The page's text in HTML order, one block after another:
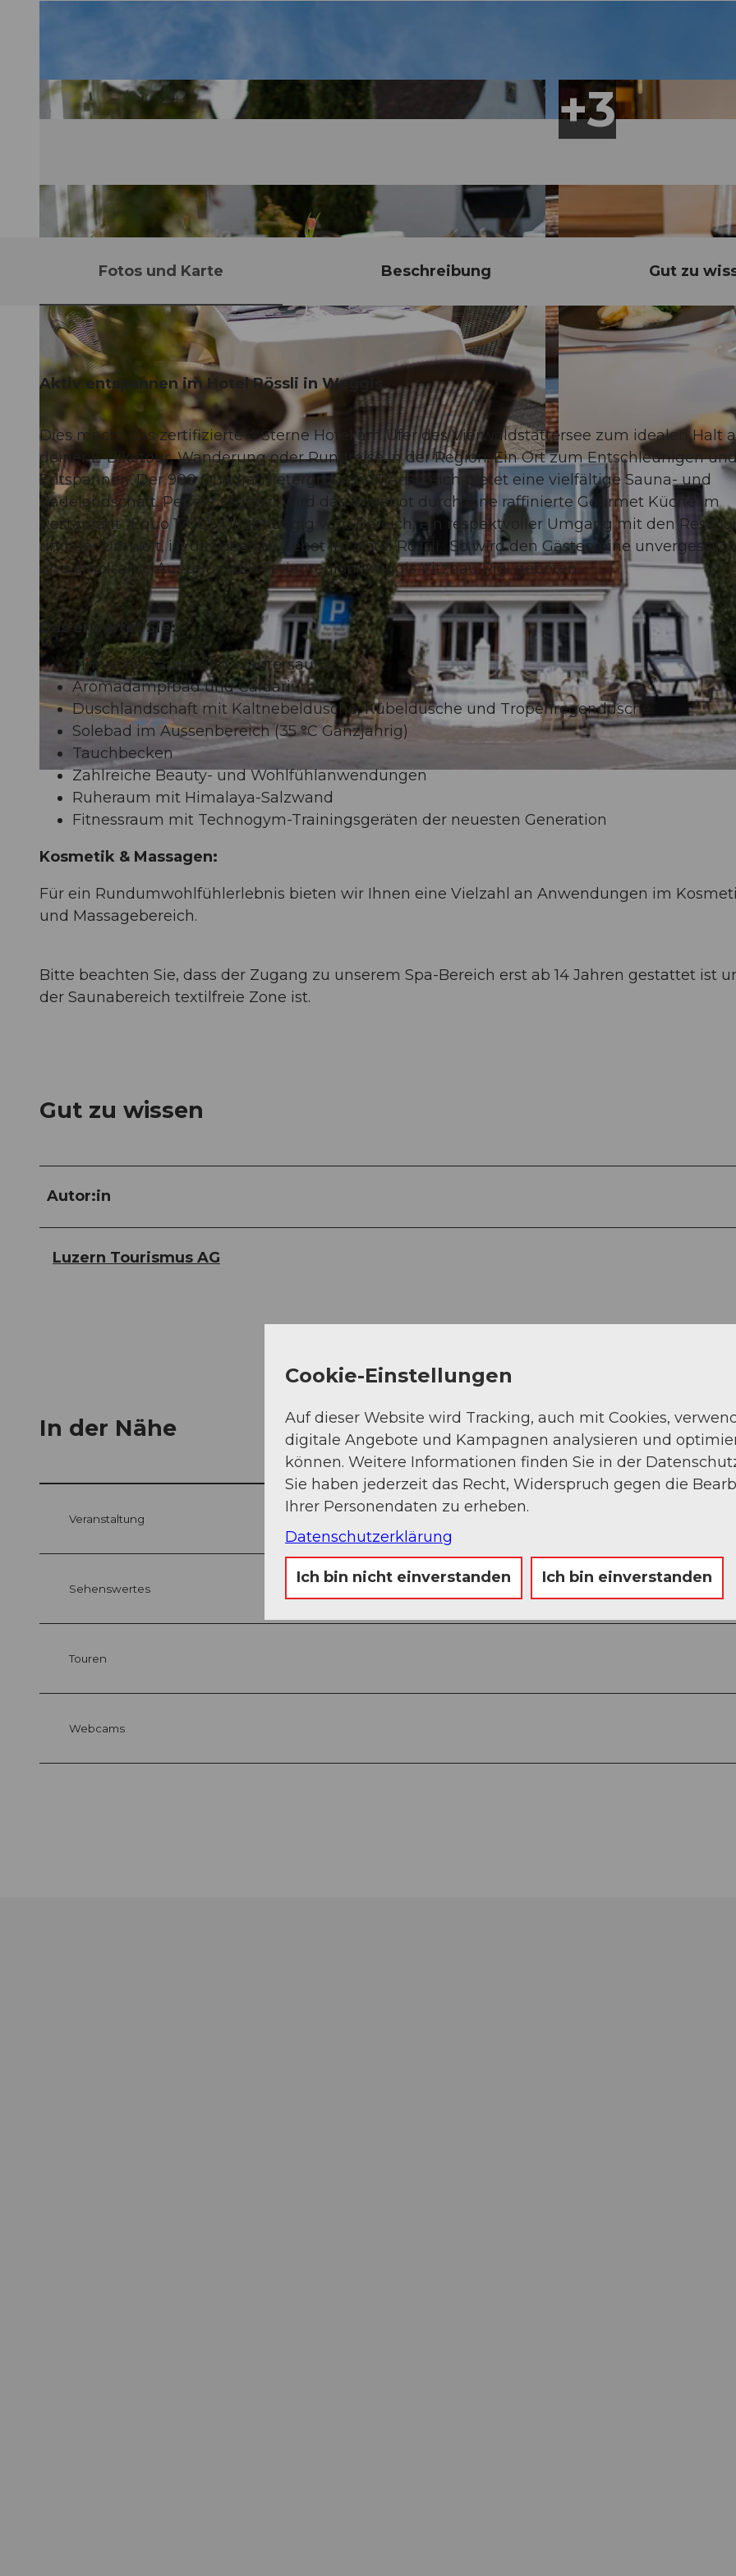
© Hotel Rössli Gourmet & Spa, Hotel Rössli Gourmet & Spa |CC-BY
© Hotel Rössli Gourmet & Spa, Hotel Rössli Gourmet & Spa | CC-BY © Hotel Rössli Gourmet & Spa, Hotel Rössli Gourmet &
Fotos und Karte Beschreibung Gut zu
Aktiv entspannen im Hotel Rössli in Weggis.
Dies macht das zertifizierte 4 Sterne Hotel am Ufer des Vierwaldstättersee zum idealen Halt
deiner E-Biketour, Wanderung oder Rundreise in der Region. Ein Ort zum Entschleunigen
Entspannen. Der 900 Quadratmetergrossen SPA-Bereich bietet eine vielfältige Sauna- und
Badelandschaft. Perfekt ergänzt wird das Angebot durch eine raffinierte Gourmet Küche im
Restaurant "Equo 1706". Unabhängig vom Bereich, ein respektvoller Umgang mit den
und der Umwelt, ist das oberste Gebot im Hotel Rössli. So wird den Gästen eine
und erholsame Auszeit in der Ferienregion Weggis Vitznau Rigi geboten.
Das erwartet Sie:
Finnische Sauna und Kräutersauna
Aromadampfbad und Caldarium
Duschlandschaft mit Kaltnebeldusche, Kübeldusche und Tropen­regendusche
Solebad im Aussenbereich (35 °C Ganzjährig)
Tauchbecken
Zahlreiche Beauty- und Wohlfühl­anwendungen
Ruheraum mit Himalaya-Salzwand
Fitnessraum mit Technogym-Trainingsgeräten der neuesten Generation
Kosmetik & Massagen:
Für ein Rundumwohlfühlerlebnis bieten wir Ihnen eine Vielzahl an Anwendungen im
und Massagebereich.
Bitte beachten Sie, dass der Zugang zu unserem Spa-Bereich erst ab 14 Jahren gestattet ist
der Saunabereich textilfreie Zone ist.
Gut zu wissen
Autor:in
Luzern Tourismus AG
In der Nähe Auf der Karte
Veranstaltung
Sehenswertes
Touren
Webcams
Cookie-Einstellungen
Auf dieser Website wird Tracking, auch mit Cookies,
digitale Angebote und Kampagnen analysieren und
können. Weitere Informationen finden Sie in der
Sie haben jederzeit das Recht, Widerspruch gegen die
Ihrer Personendaten zu erheben.
Datenschutzerklärung
Ich bin nicht einverstanden Ich bin einverstanden